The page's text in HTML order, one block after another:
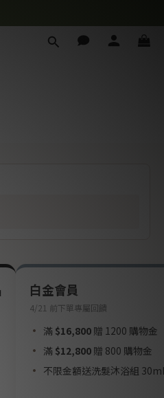
白金會員
4/21 前下單專屬回饋
滿 $16,800 贈 1200 購物金
滿 $12,800 贈 800 購物金
不限金額送洗髮沐浴組